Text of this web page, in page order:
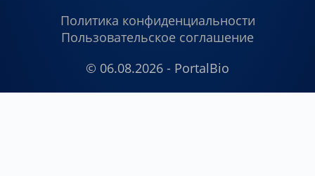
Политика конфиденциальности
Пользовательское соглашение
© 06.08.2026 - PortalBio